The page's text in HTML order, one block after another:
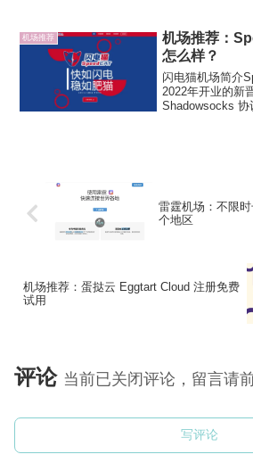
宝。掌中世界掌
香港、日本、...
机场推荐
机场推荐：
怎么样？
闪电猫机场简介
2022年开业的新
Shadowsocks 协
雷霆机场：不限
个地区
机场推荐：蛋挞云 Eggtart Cloud 注册免费
试用
评论 当前已关闭评论，留言请前
写评论